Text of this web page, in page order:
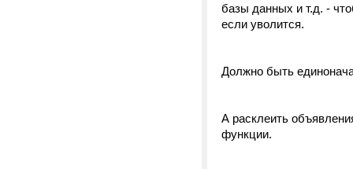
базы данных и т.д. -
если уволится.
Должно быть
А расклеить
функции.